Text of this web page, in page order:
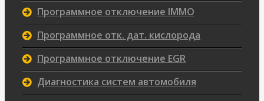
Программное отключение IMMO
Программное отк. дат. кислорода
Программное отключение EGR
Диагностика систем автомобиля